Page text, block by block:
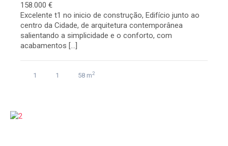
158.000 €
Excelente t1 no inicio de construção, Edifício junto ao
centro da Cidade, de arquitetura contemporânea
salientando a simplicidade e o conforto, com
acabamentos […]
1 1 58 m2